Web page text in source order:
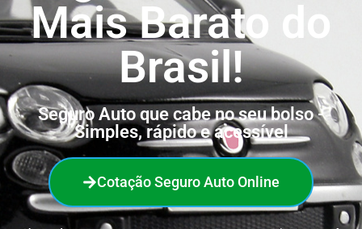
Mais Barato do
Brasil!
Seguro Auto que cabe no seu bolso -
Simples, rápido e acessível
Cotação Seguro Auto Online